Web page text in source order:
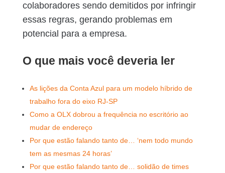
colaboradores sendo demitidos por infringir
essas regras, gerando problemas em
potencial para a empresa.
O que mais você deveria ler
As lições da Conta Azul para um modelo híbrido de
trabalho fora do eixo RJ-SP
Como a OLX dobrou a frequência no escritório ao
mudar de endereço
Por que estão falando tanto de… ‘nem todo mundo
tem as mesmas 24 horas’
Por que estão falando tanto de… solidão de times